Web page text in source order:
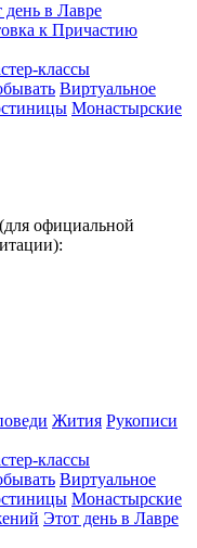
день в Лавре
к Причастию
классы
Виртуальное
Монастырские
официальной
Жития Рукописи
классы
Виртуальное
Монастырские
Этот день в Лавре